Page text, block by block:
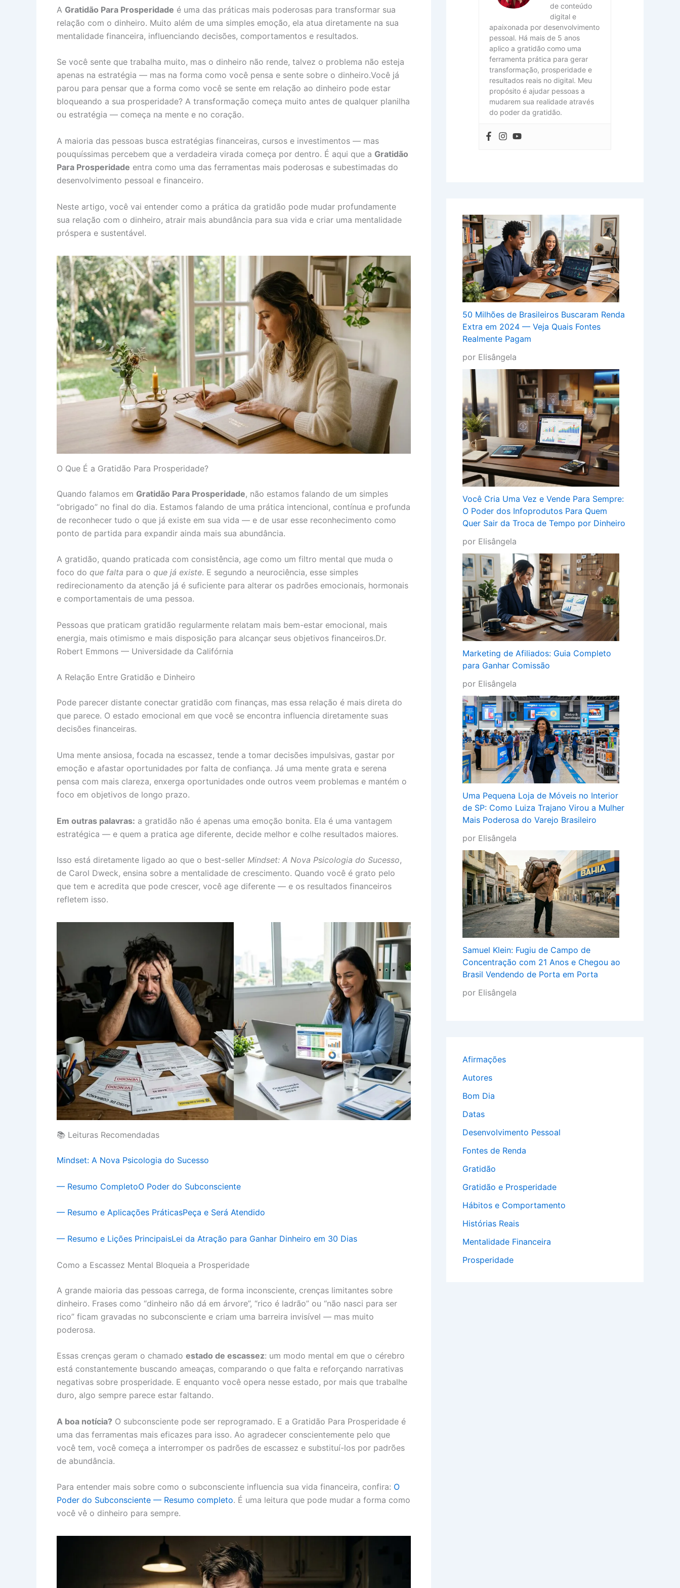
b
o
o
k
e
r
e
s
t
s
A
p
p
a
d
s
g
r
a
m
o
d
o
n
e e
d
I
n
e
n
g
e
r
L
i
n
k
e
A Gratidão Para Prosperidade é uma das práticas mais poderosas para transformar sua
relação com o dinheiro. Muito além de uma simples emoção, ela atua diretamente na sua
mentalidade financeira, influenciando decisões, comportamentos e resultados.
Se você sente que trabalha muito, mas o dinheiro não rende, talvez o problema não esteja
apenas na estratégia — mas na forma como você pensa e sente sobre o dinheiro.Você já
parou para pensar que a forma como você se sente em relação ao dinheiro pode estar
bloqueando a sua prosperidade? A transformação começa muito antes de qualquer planilha
ou estratégia — começa na mente e no coração.
A maioria das pessoas busca estratégias financeiras, cursos e investimentos — mas
pouquíssimas percebem que a verdadeira virada começa por dentro. É aqui que a Gratidão
Para Prosperidade entra como uma das ferramentas mais poderosas e subestimadas do
desenvolvimento pessoal e financeiro.
Neste artigo, você vai entender como a prática da gratidão pode mudar profundamente
sua relação com o dinheiro, atrair mais abundância para sua vida e criar uma mentalidade
próspera e sustentável.
O Que É a Gratidão Para Prosperidade?
Quando falamos em Gratidão Para Prosperidade, não estamos falando de um simples
“obrigado” no final do dia. Estamos falando de uma prática intencional, contínua e profunda
de reconhecer tudo o que já existe em sua vida — e de usar esse reconhecimento como
ponto de partida para expandir ainda mais sua abundância.
A gratidão, quando praticada com consistência, age como um filtro mental que muda o
foco do que falta para o que já existe. E segundo a neurociência, esse simples
redirecionamento da atenção já é suficiente para alterar os padrões emocionais, hormonais
e comportamentais de uma pessoa.
Pessoas que praticam gratidão regularmente relatam mais bem-estar emocional, mais
energia, mais otimismo e mais disposição para alcançar seus objetivos financeiros.Dr.
Robert Emmons — Universidade da Califórnia
A Relação Entre Gratidão e Dinheiro
Pode parecer distante conectar gratidão com finanças, mas essa relação é mais direta do
que parece. O estado emocional em que você se encontra influencia diretamente suas
decisões financeiras.
Uma mente ansiosa, focada na escassez, tende a tomar decisões impulsivas, gastar por
emoção e afastar oportunidades por falta de confiança. Já uma mente grata e serena
pensa com mais clareza, enxerga oportunidades onde outros veem problemas e mantém o
foco em objetivos de longo prazo.
Em outras palavras: a gratidão não é apenas uma emoção bonita. Ela é uma vantagem
estratégica — e quem a pratica age diferente, decide melhor e colhe resultados maiores.
Isso está diretamente ligado ao que o best-seller Mindset: A Nova Psicologia do Sucesso,
de Carol Dweck, ensina sobre a mentalidade de crescimento. Quando você é grato pelo
que tem e acredita que pode crescer, você age diferente — e os resultados financeiros
refletem isso.
📚 Leituras Recomendadas
Mindset: A Nova Psicologia do Sucesso
— Resumo CompletoO Poder do Subconsciente
— Resumo e Aplicações PráticasPeça e Será Atendido
— Resumo e Lições PrincipaisLei da Atração para Ganhar Dinheiro em 30 Dias
Como a Escassez Mental Bloqueia a Prosperidade
A grande maioria das pessoas carrega, de forma inconsciente, crenças limitantes sobre
dinheiro. Frases como “dinheiro não dá em árvore”, “rico é ladrão” ou “não nasci para ser
rico” ficam gravadas no subconsciente e criam uma barreira invisível — mas muito
poderosa.
Essas crenças geram o chamado estado de escassez: um modo mental em que o cérebro
está constantemente buscando ameaças, comparando o que falta e reforçando narrativas
negativas sobre prosperidade. E enquanto você opera nesse estado, por mais que trabalhe
duro, algo sempre parece estar faltando.
A boa notícia? O subconsciente pode ser reprogramado. E a Gratidão Para Prosperidade é
uma das ferramentas mais eficazes para isso. Ao agradecer conscientemente pelo que
você tem, você começa a interromper os padrões de escassez e substituí-los por padrões
de abundância.
Para entender mais sobre como o subconsciente influencia sua vida financeira, confira: O
Poder do Subconsciente — Resumo completo. É uma leitura que pode mudar a forma como
você vê o dinheiro para sempre.
de conteúdo
digital e
apaixonada por desenvolvimento
pessoal. Há mais de 5 anos
aplico a gratidão como uma
ferramenta prática para gerar
transformação, prosperidade e
resultados reais no digital. Meu
propósito é ajudar pessoas a
mudarem sua realidade através
do poder da gratidão.
50 Milhões de Brasileiros Buscaram Renda
Extra em 2024 — Veja Quais Fontes
Realmente Pagam
por Elisângela
Você Cria Uma Vez e Vende Para Sempre:
O Poder dos Infoprodutos Para Quem
Quer Sair da Troca de Tempo por Dinheiro
por Elisângela
Marketing de Afiliados: Guia Completo
para Ganhar Comissão
por Elisângela
Uma Pequena Loja de Móveis no Interior
de SP: Como Luiza Trajano Virou a Mulher
Mais Poderosa do Varejo Brasileiro
por Elisângela
Samuel Klein: Fugiu de Campo de
Concentração com 21 Anos e Chegou ao
Brasil Vendendo de Porta em Porta
por Elisângela
Afirmações
Autores
Bom Dia
Datas
Desenvolvimento Pessoal
Fontes de Renda
Gratidão
Gratidão e Prosperidade
Hábitos e Comportamento
Histórias Reais
Mentalidade Financeira
Prosperidade